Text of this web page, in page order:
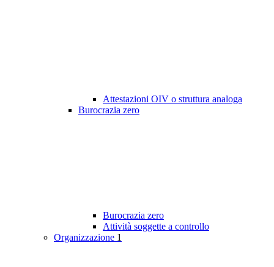
Attestazioni OIV o struttura analoga
Burocrazia zero
Burocrazia zero
Attività soggette a controllo
Organizzazione 1